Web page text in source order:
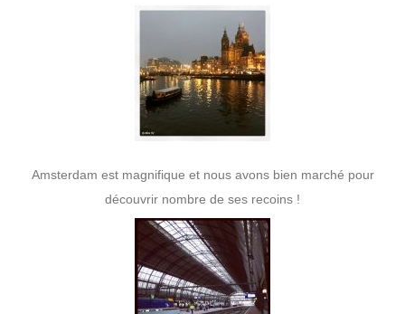
Amsterdam est magnifique et nous avons bien marché pour
découvrir nombre de ses recoins !